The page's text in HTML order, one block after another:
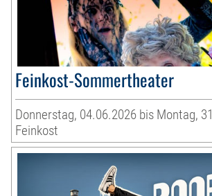
Feinkost-Sommertheater
Donnerstag, 04.06.2026 bis Montag,
Feinkost